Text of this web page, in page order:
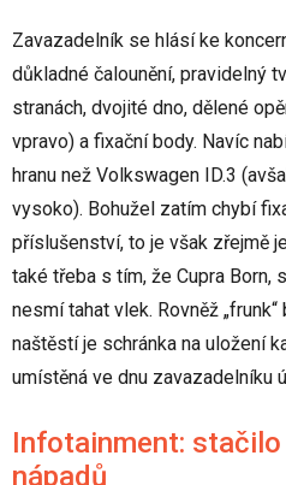
Zavazadelník se hlásí ke
důkladné čalounění, pravidelný
stranách, dvojité dno, dělené
vpravo) a fixační body. Navíc
hranu než Volkswagen ID.3
vysoko). Bohužel zatím chybí
příslušenství, to je však zřejmě
také třeba s tím, že Cupra Born,
nesmí tahat vlek. Rovněž
naštěstí je schránka na uložení
umístěná ve dnu zavazadelníku
Infotainment:
nápadů